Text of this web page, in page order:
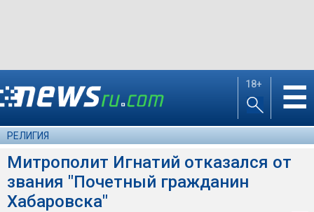
18+ ☰
РЕЛИГИЯ
Митрополит Игнатий отказался от
звания "Почетный гражданин
Хабаровска"